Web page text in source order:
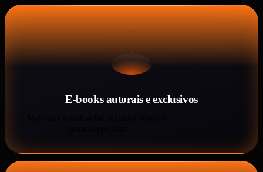
E-books autorais e exclusivos